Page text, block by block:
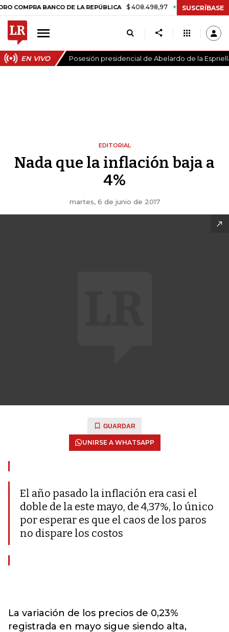
BANCO DE LA REPÚBLICA $ 408.498,97 +$ 8.753,81 +2,19%
SUSCRÍBASE
EN VIVO Posesión presidencial de Abelardo de la
EDITORIAL
Nada que la inflación baja a
4%
martes, 6 de junio de 2017
GUARDAR
UNIRSE A WHATSAPP
El año pasado la inflación era casi el
doble de la este mayo, de 4,37%, lo único
por esperar es que el caos de los paros
no dispare los costos
La variación de los precios de 0,23%
registrada en mayo sigue siendo alta,